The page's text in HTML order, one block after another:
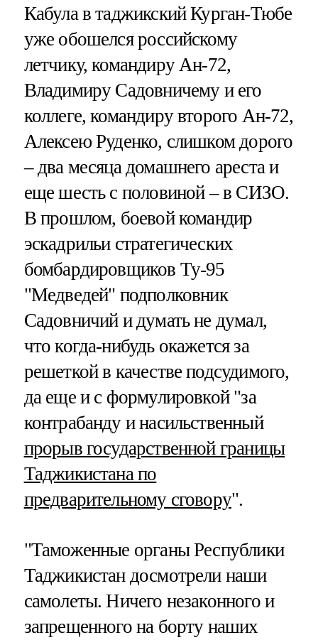
Кабула в таджикский Курган-Тюбе
уже обошелся российскому
летчику, командиру Ан-72,
Владимиру Садовничему и его
коллеге, командиру второго Ан-72,
Алексею Руденко, слишком дорого
– два месяца домашнего ареста и
еще шесть с половиной – в СИЗО.
В прошлом, боевой командир
эскадрильи стратегических
бомбардировщиков Ту-95
"Медведей" подполковник
Садовничий и думать не думал,
что когда-нибудь окажется за
решеткой в качестве подсудимого,
да еще и с формулировкой "за
контрабанду и насильственный
прорыв государственной границы
Таджикистана по
предварительному сговору".
"Таможенные органы Республики
Таджикистан досмотрели наши
самолеты. Ничего незаконного и
запрещенного на борту наших